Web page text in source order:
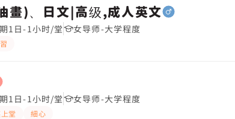
畫)、日文|高级,成人英文
1日-1小时/堂 女导师-大学程度
1日-1小时/堂 女导师-大学程度
堂 細心